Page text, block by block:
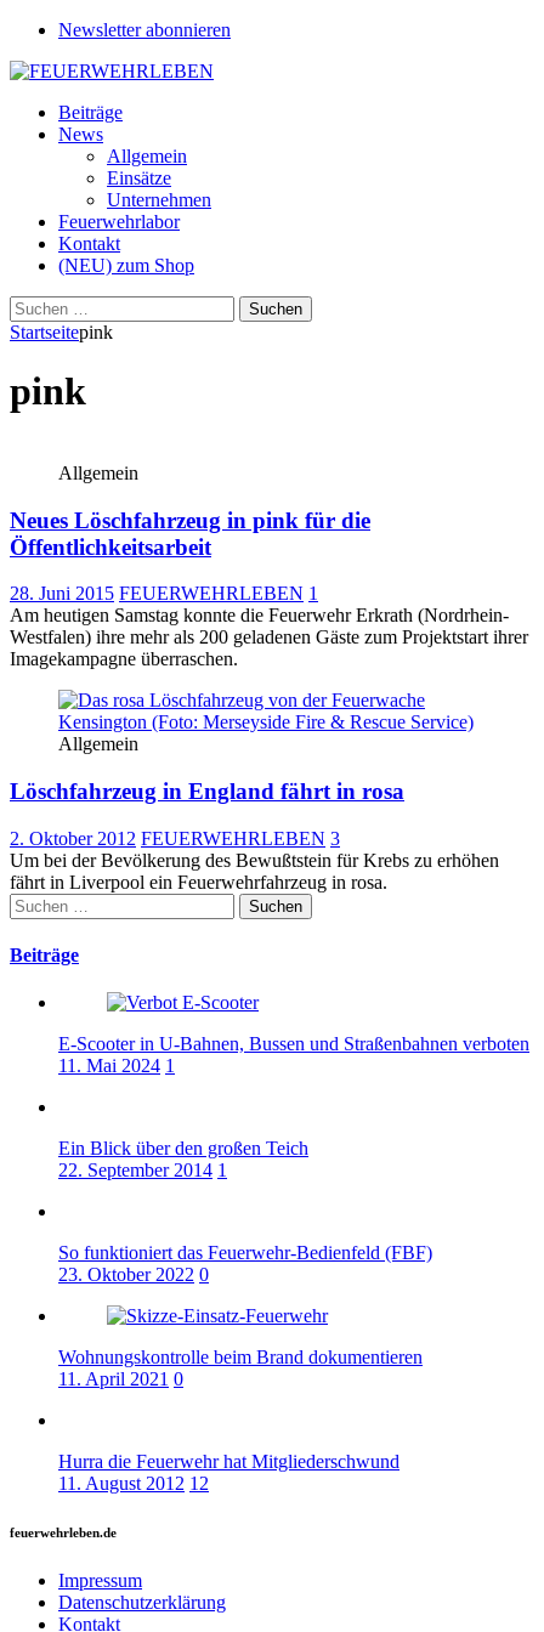
Newsletter abonnieren
Beiträge
News
Allgemein
Einsätze
Unternehmen
Feuerwehrlabor
Kontakt
(NEU) zum Shop
Suchen
nach:
Startseitepink
pink
Allgemein
Neues Löschfahrzeug in pink für die
Öffentlichkeitsarbeit
28. Juni 2015 FEUERWEHRLEBEN 1
Am heutigen Samstag konnte die Feuerwehr Erkrath (Nordrhein-
Westfalen) ihre mehr als 200 geladenen Gäste zum Projektstart ihrer
Imagekampagne überraschen.
Allgemein
Löschfahrzeug in England fährt in rosa
2. Oktober 2012 FEUERWEHRLEBEN 3
Um bei der Bevölkerung des Bewußtstein für Krebs zu erhöhen
fährt in Liverpool ein Feuerwehrfahrzeug in rosa.
Suchen
nach:
Beiträge
E-Scooter in U-Bahnen, Bussen und Straßenbahnen verboten
11. Mai 2024 1
Ein Blick über den großen Teich
22. September 2014 1
So funktioniert das Feuerwehr-Bedienfeld (FBF)
23. Oktober 2022 0
Wohnungskontrolle beim Brand dokumentieren
11. April 2021 0
Hurra die Feuerwehr hat Mitgliederschwund
11. August 2012 12
feuerwehrleben.de
Impressum
Datenschutzerklärung
Kontakt